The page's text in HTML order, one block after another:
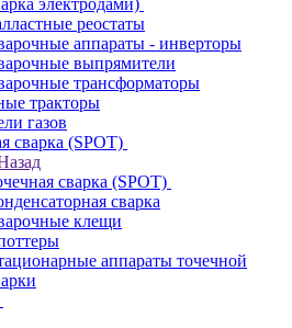
электродами)
реостаты
аппараты - инверторы
выпрямители
трансформаторы
тракторы
газов
сварка (SPOT)
сварка (SPOT)
сварка
клещи
аппараты точечной